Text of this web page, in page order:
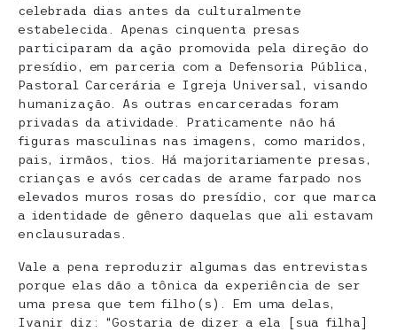
celebrada dias antes da culturalmente
estabelecida. Apenas cinquenta presas
participaram da ação promovida pela direção do
presídio, em parceria com a Defensoria Pública,
Pastoral Carcerária e Igreja Universal, visando
humanização. As outras encarceradas foram
privadas da atividade. Praticamente não há
figuras masculinas nas imagens, como maridos,
pais, irmãos, tios. Há majoritariamente presas,
crianças e avós cercadas de arame farpado nos
elevados muros rosas do presídio, cor que marca
a identidade de gênero daquelas que ali estavam
enclausuradas.
Vale a pena reproduzir algumas das entrevistas
porque elas dão a tônica da experiência de ser
uma presa que tem filho(s). Em uma delas,
Ivanir diz: “Gostaria de dizer a ela [sua filha]